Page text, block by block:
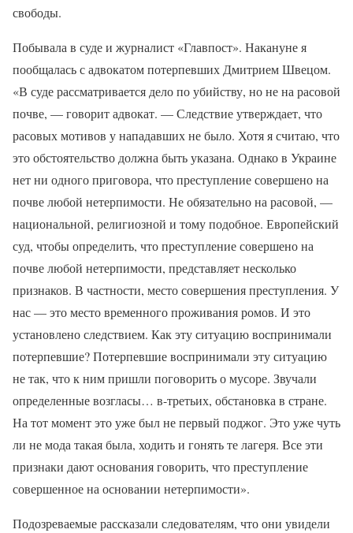
свободы.
Побывала в суде и журналист «Главпост». Накануне я
пообщалась с адвокатом потерпевших Дмитрием Швецом.
«В суде рассматривается дело по убийству, но не на расовой
почве, — говорит адвокат. — Следствие утверждает, что
расовых мотивов у нападавших не было. Хотя я считаю, что
это обстоятельство должна быть указана. Однако в Украине
нет ни одного приговора, что преступление совершено на
почве любой нетерпимости. Не обязательно на расовой, —
национальной, религиозной и тому подобное. Европейский
суд, чтобы определить, что преступление совершено на
почве любой нетерпимости, представляет несколько
признаков. В частности, место совершения преступления. У
нас — это место временного проживания ромов. И это
установлено следствием. Как эту ситуацию воспринимали
потерпевшие? Потерпевшие воспринимали эту ситуацию
не так, что к ним пришли поговорить о мусоре. Звучали
определенные возгласы… в-третьих, обстановка в стране.
На тот момент это уже был не первый поджог. Это уже чуть
ли не мода такая была, ходить и гонять те лагеря. Все эти
признаки дают основания говорить, что преступление
совершенное на основании нетерпимости».
Подозреваемые рассказали следователям, что они увидели